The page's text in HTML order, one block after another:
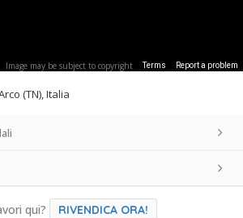
Image may be subject to copyright Terms Report a problem
(TN), Italia
qui? RIVENDICA ORA!